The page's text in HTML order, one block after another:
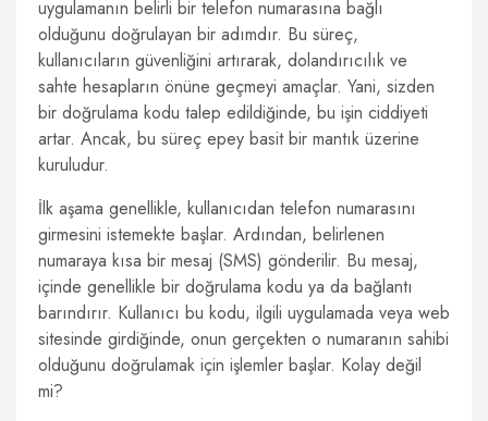
uygulamanın belirli bir telefon numarasına bağlı
olduğunu doğrulayan bir adımdır. Bu süreç,
kullanıcıların güvenliğini artırarak, dolandırıcılık ve
sahte hesapların önüne geçmeyi amaçlar. Yani, sizden
bir doğrulama kodu talep edildiğinde, bu işin ciddiyeti
artar. Ancak, bu süreç epey basit bir mantık üzerine
kuruludur.
İlk aşama genellikle, kullanıcıdan telefon numarasını
girmesini istemekte başlar. Ardından, belirlenen
numaraya kısa bir mesaj (SMS) gönderilir. Bu mesaj,
içinde genellikle bir doğrulama kodu ya da bağlantı
barındırır. Kullanıcı bu kodu, ilgili uygulamada veya web
sitesinde girdiğinde, onun gerçekten o numaranın sahibi
olduğunu doğrulamak için işlemler başlar. Kolay değil
mi?